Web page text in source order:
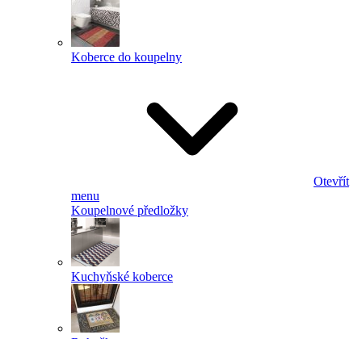
Koberce do koupelny
Otevřít
menu
Koupelnové předložky
Kuchyňské koberce